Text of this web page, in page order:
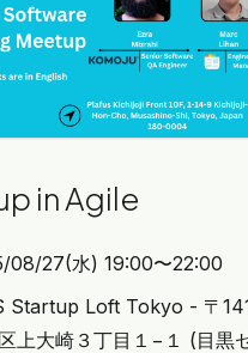
in Agile
08/27(水) 19:00〜22:00
Startup Loft Tokyo - 〒
上大崎３丁目１−１ (目黒